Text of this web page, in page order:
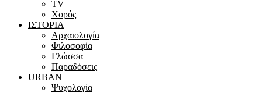
ΤV
Χορός
ΙΣΤΟΡΙΑ
Αρχαιολογία
Φιλοσοφία
Γλώσσα
Παραδόσεις
URBAN
Ψυχολογία